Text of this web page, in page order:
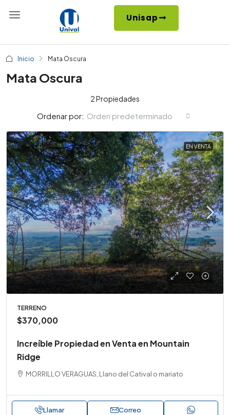
Unisap
Inicio Mata Oscura
Mata Oscura
2 Propiedades
Ordenar por: Orden predeterminado
EN VENTA
TERRENO
$370,000
Increíble Propiedad en Venta en Mountain
Ridge
MORRILLO VERAGUAS, Llano del Catival o mariato
Llamar Correo